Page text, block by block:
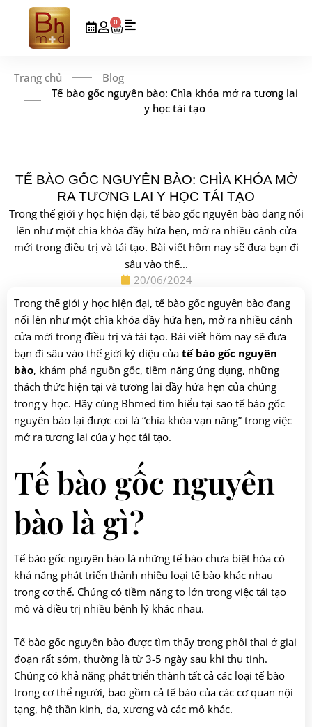
0
Trang chủ
Blog
Tế bào gốc nguyên bào: Chìa khóa mở ra tương lai
y học tái tạo
TẾ BÀO GỐC NGUYÊN BÀO: CHÌA KHÓA MỞ
RA TƯƠNG LAI Y HỌC TÁI TẠO
Trong thế giới y học hiện đại, tế bào gốc nguyên bào đang nổi
lên như một chìa khóa đầy hứa hẹn, mở ra nhiều cánh cửa
mới trong điều trị và tái tạo. Bài viết hôm nay sẽ đưa bạn đi
sâu vào thế...
20/06/2024
Trong thế giới y học hiện đại, tế bào gốc nguyên bào đang
nổi lên như một chìa khóa đầy hứa hẹn, mở ra nhiều cánh
cửa mới trong điều trị và tái tạo. Bài viết hôm nay sẽ đưa
bạn đi sâu vào thế giới kỳ diệu của tế bào gốc nguyên
bào, khám phá nguồn gốc, tiềm năng ứng dụng, những
thách thức hiện tại và tương lai đầy hứa hẹn của chúng
trong y học. Hãy cùng Bhmed tìm hiểu tại sao tế bào gốc
nguyên bào lại được coi là “chìa khóa vạn năng” trong việc
mở ra tương lai của y học tái tạo.
Tế bào gốc nguyên
bào là gì?
Tế bào gốc nguyên bào là những tế bào chưa biệt hóa có
khả năng phát triển thành nhiều loại tế bào khác nhau
trong cơ thể. Chúng có tiềm năng to lớn trong việc tái tạo
mô và điều trị nhiều bệnh lý khác nhau.
Tế bào gốc nguyên bào được tìm thấy trong phôi thai ở giai
đoạn rất sớm, thường là từ 3-5 ngày sau khi thụ tinh.
Chúng có khả năng phát triển thành tất cả các loại tế bào
trong cơ thể người, bao gồm cả tế bào của các cơ quan nội
tạng, hệ thần kinh, da, xương và các mô khác.